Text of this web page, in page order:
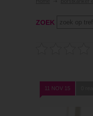
ZOEK
11 NOV 15